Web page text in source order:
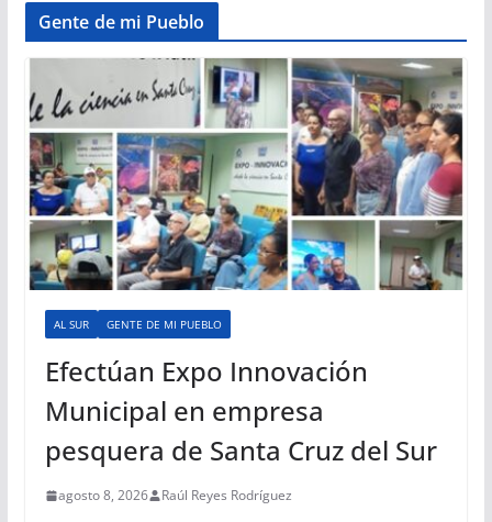
Gente de mi Pueblo
AL SUR GENTE DE MI PUEBLO
Efectúan Expo Innovación
Municipal en empresa
pesquera de Santa Cruz del Sur
agosto 8, 2026 Raúl Reyes Rodríguez